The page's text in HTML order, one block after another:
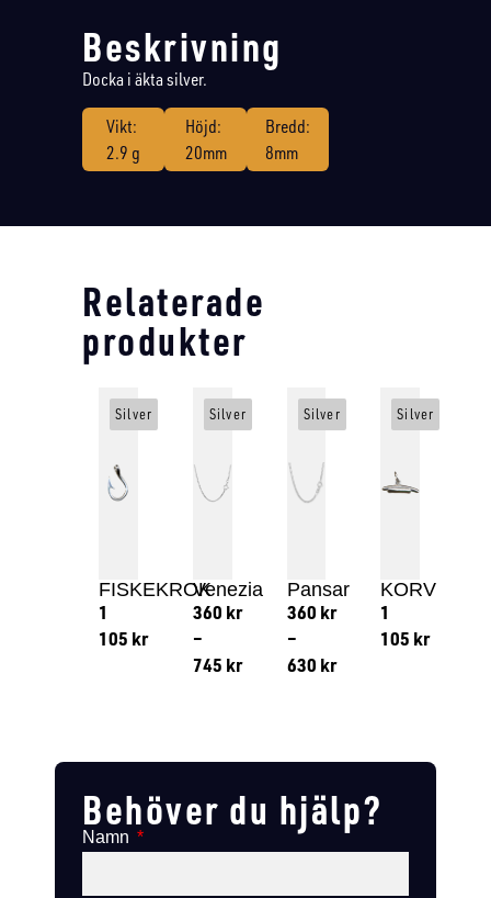
Beskrivning
Docka i äkta silver.
Vikt:
2.9 g
Höjd:
20mm
Bredd:
8mm
Relaterade
produkter
FISKEKROK
1
105 kr
Silver
Venezia
360 kr
–
745 kr
Silver
Pansar
360 kr
–
630 kr
Silver
KORV
1
105 kr
Silver
Behöver du hjälp?
Namn